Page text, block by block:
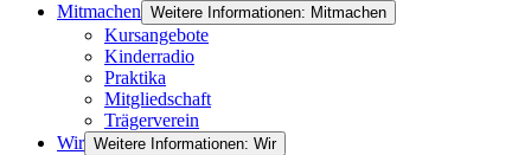
Mitmachen Weitere Informationen: Mitmachen
Kursangebote
Kinderradio
Praktika
Mitgliedschaft
Trägerverein
Wir Weitere Informationen: Wir